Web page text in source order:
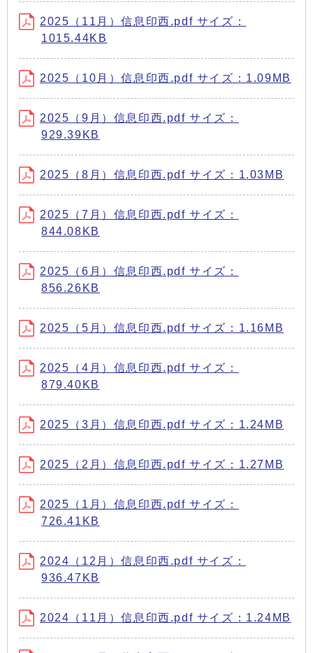
2025（11月）信息印西.pdf サイズ：
1015.44KB
2025（10月）信息印西.pdf サイズ：1.09MB
2025（9月）信息印西.pdf サイズ：
929.39KB
2025（8月）信息印西.pdf サイズ：1.03MB
2025（7月）信息印西.pdf サイズ：
844.08KB
2025（6月）信息印西.pdf サイズ：
856.26KB
2025（5月）信息印西.pdf サイズ：1.16MB
2025（4月）信息印西.pdf サイズ：
879.40KB
2025（3月）信息印西.pdf サイズ：1.24MB
2025（2月）信息印西.pdf サイズ：1.27MB
2025（1月）信息印西.pdf サイズ：
726.41KB
2024（12月）信息印西.pdf サイズ：
936.47KB
2024（11月）信息印西.pdf サイズ：1.24MB